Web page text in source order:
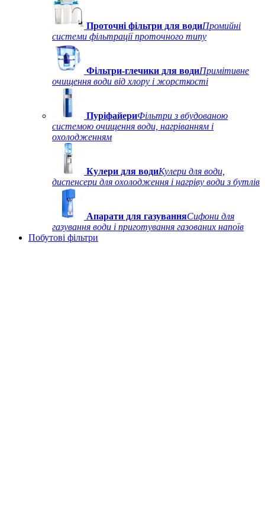
Проточні фільтри для водиПромийні
системи фільтрації проточного типу
Фільтри-глечики для водиПримітивне
очищення води від хлору і жорсткості
ПуріфайериФільтри з вбудованою
системою очищення води, нагріванням і
охолодженням
Кулери для водиКулери для води,
диспенсери для охолодження і нагріву води з бутлів
Апарати для газуванняСифони для
газування води і приготування газованих напоїв
Побутові фільтри